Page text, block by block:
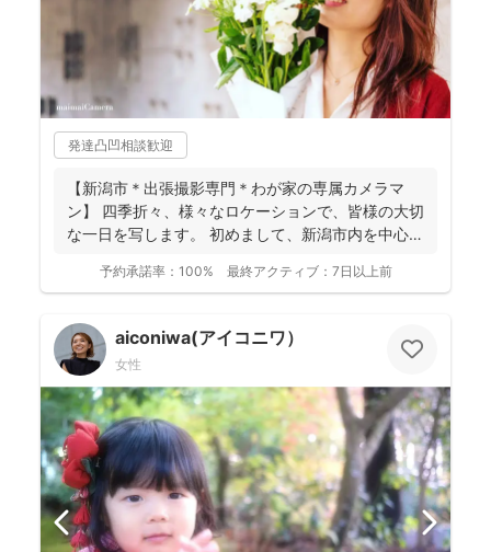
発達凸凹相談歓迎
【新潟市＊出張撮影専門＊わが家の専属カメラマ
ン】 四季折々、様々なロケーションで、皆様の大切
な一日を写します。 初めまして、新潟市内を中心に
予約承諾率： 100% 最終アクティブ： 7日以上前
aiconiwa(アイコニワ）
女性